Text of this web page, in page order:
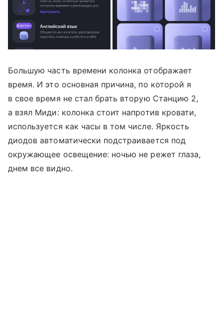
Большую часть времени колонка отображает
время. И это основная причина, по которой я
в свое время не стал брать вторую Станцию 2,
а взял Миди: колонка стоит напротив кровати,
используется как часы в том числе. Яркость
диодов автоматически подстраивается под
окружающее освещение: ночью не режет глаза,
днем все видно.